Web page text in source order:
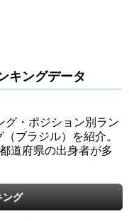
キングデータ
グ・ポジション別ラン
ブラジル）を紹介。
道府県の出身者が多
ング